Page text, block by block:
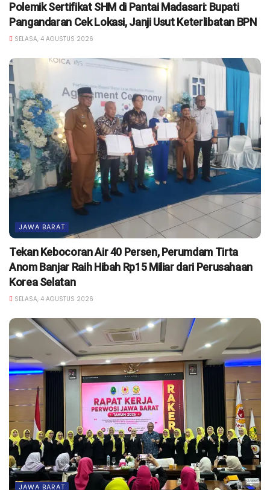
Polemik Sertifikat SHM di Pantai Madasari: Bupati
Pangandaran Cek Lokasi, Janji Usut Keterlibatan BPN
SELASA, 4 AGUSTUS 2026
JAWA BARAT
Tekan Kebocoran Air 40 Persen, Perumdam Tirta
Anom Banjar Raih Hibah Rp15 Miliar dari Perusahaan
Korea Selatan
SELASA, 4 AGUSTUS 2026
JAWA BARAT